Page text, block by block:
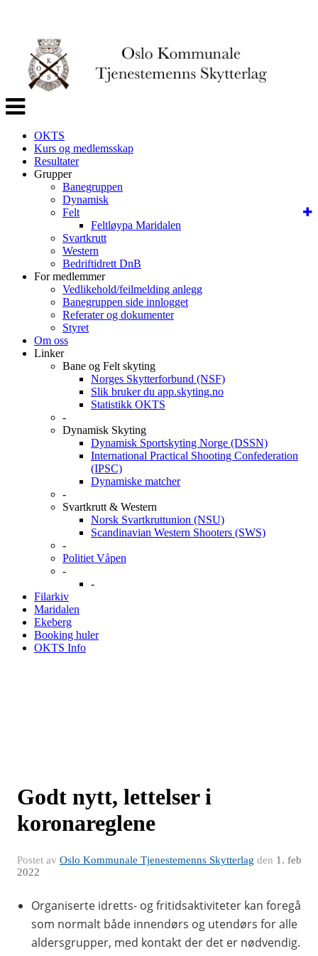
Veksle
navigasjon
OKTS
Kurs og medlemsskap
Resultater
Grupper
Banegruppen
Dynamisk
Felt
Feltløypa Maridalen
Svartkrutt
Western
Bedriftidrett DnB
For medlemmer
Vedlikehold/feilmelding anlegg
Banegruppen side innlogget
Referater og dokumenter
Styret
Om oss
Linker
Bane og Felt skyting
Norges Skytterforbund (NSF)
Slik bruker du app.skyting.no
Statistikk OKTS
-
Dynamisk Skyting
Dynamisk Sportskyting Norge (DSSN)
International Practical Shooting Confederation
(IPSC)
Dynamiske matcher
-
Svartkrutt & Western
Norsk Svartkruttunion (NSU)
Scandinavian Western Shooters (SWS)
-
Politiet Våpen
-
-
Filarkiv
Maridalen
Ekeberg
Booking huler
OKTS Info
Godt nytt, lettelser i
koronareglene
Postet av Oslo Kommunale Tjenestemenns Skytterlag den 1. feb
2022
Organiserte idretts- og fritidsaktiviteter kan foregå
som normalt både innendørs og utendørs for alle
aldersgrupper, med kontakt der det er nødvendig.